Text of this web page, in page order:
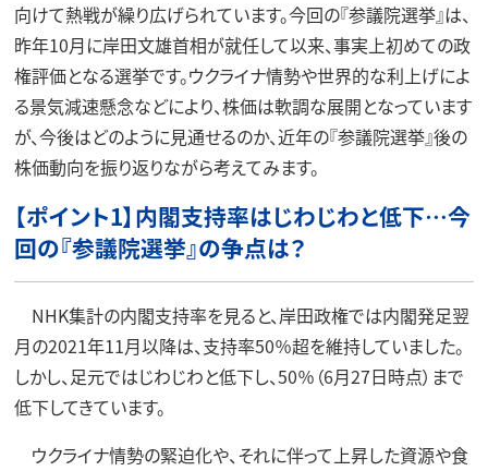
向けて熱戦が繰り広げられています。今回の『参議院選挙』は、
昨年10月に岸田文雄首相が就任して以来、事実上初めての政
権評価となる選挙です。ウクライナ情勢や世界的な利上げによ
る景気減速懸念などにより、株価は軟調な展開となっています
が、今後はどのように見通せるのか、近年の『参議院選挙』後の
株価動向を振り返りながら考えてみます。
【ポイント1】内閣支持率はじわじわと低下…今
回の『参議院選挙』の争点は？
NHK集計の内閣支持率を見ると、岸田政権では内閣発足翌
月の2021年11月以降は、支持率50％超を維持していました。
しかし、足元ではじわじわと低下し、50％（6月27日時点）まで
低下してきています。
ウクライナ情勢の緊迫化や、それに伴って上昇した資源や食